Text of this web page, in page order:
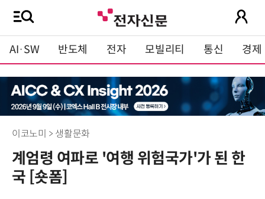
AI·SW 반도체 전자 모빌리티 통신 경제
이코노미 > 생활문화
계엄령 여파로 '여행 위험국가'가 된 한
국 [숏폼]